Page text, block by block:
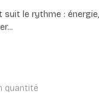
suit le rythme :
...
quantité